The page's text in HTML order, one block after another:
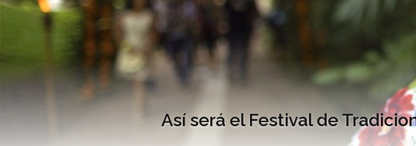
Así será el Festival de